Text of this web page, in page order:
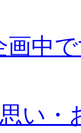
画中
い・